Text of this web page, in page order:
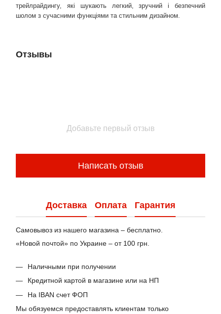
трейлрайдингу, які шукають легкий, зручний і безпечний
шолом з сучасними функціями та стильним дизайном.
Отзывы
Добавьте первый отзыв
Написать отзыв
Доставка Оплата Гарантия
Самовывоз из нашего магазина – бесплатно.
«Новой почтой» по Украине – от 100 грн.
Наличными при получении
Кредитной картой в магазине или на НП
На IBAN счет ФОП
Мы обязуемся предоставлять клиентам только